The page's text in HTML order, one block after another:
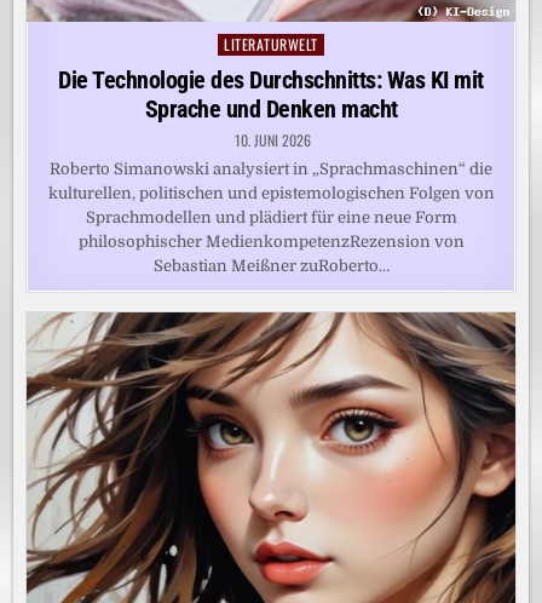
Posted
in
LITERATURWELT
Die Technologie des Durchschnitts: Was KI mit
Sprache und Denken macht
10. JUNI 2026
Roberto Simanowski analysiert in „Sprachmaschinen“ die
kulturellen, politischen und epistemologischen Folgen von
Sprachmodellen und plädiert für eine neue Form
philosophischer MedienkompetenzRezension von
Sebastian Meißner zuRoberto…